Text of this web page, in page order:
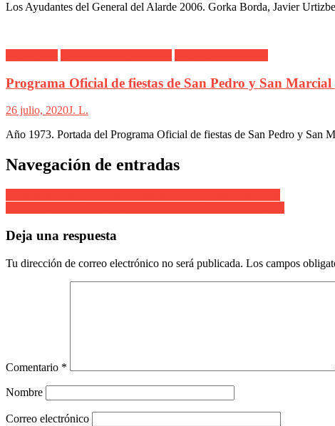
Los Ayudantes del General del Alarde 2006. Gorka Borda, Javier
Programa Oficial de fiestas de San Pedro y San
26 julio, 2020J. L.
Año 1973. Portada del Programa Oficial de fiestas de San Pedro y
Navegación de entradas
Deja una respuesta
Tu dirección de correo electrónico no será publicada. Los campos
Comentario *
Nombre
Correo electrónico